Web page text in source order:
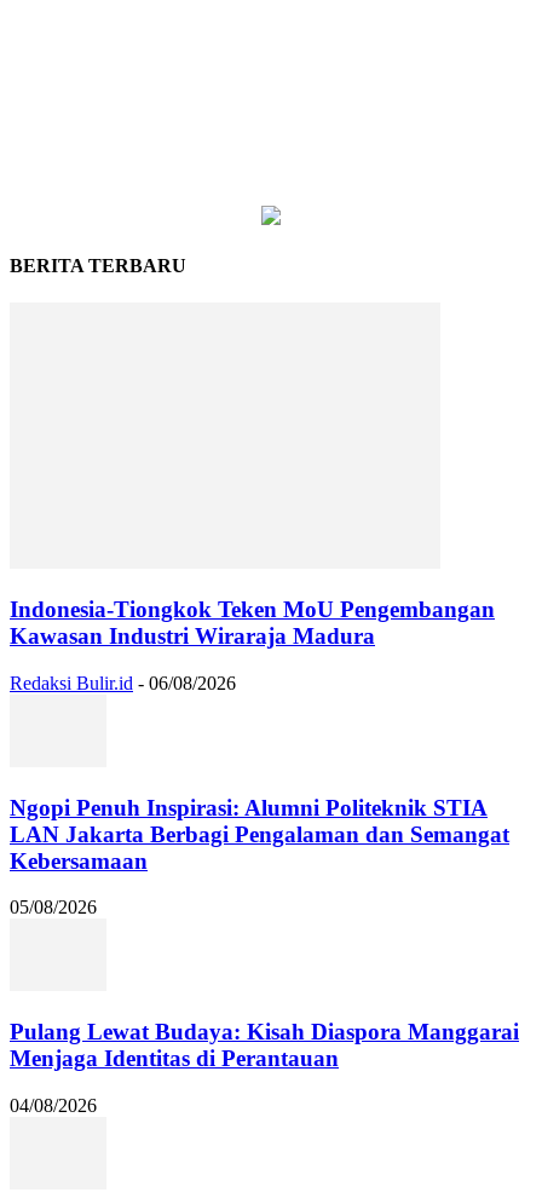
BERITA TERBARU
Indonesia-Tiongkok Teken MoU Pengembangan
Kawasan Industri Wiraraja Madura
Redaksi Bulir.id - 06/08/2026
Ngopi Penuh Inspirasi: Alumni Politeknik STIA
LAN Jakarta Berbagi Pengalaman dan Semangat
Kebersamaan
05/08/2026
Pulang Lewat Budaya: Kisah Diaspora Manggarai
Menjaga Identitas di Perantauan
04/08/2026